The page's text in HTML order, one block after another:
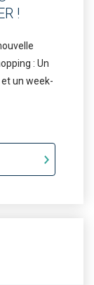
!
: Un
un week-